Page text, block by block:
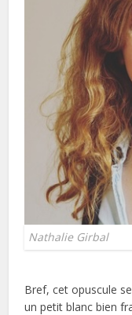
Nathalie Girbal
Bref, cet opuscule
un petit blanc bien